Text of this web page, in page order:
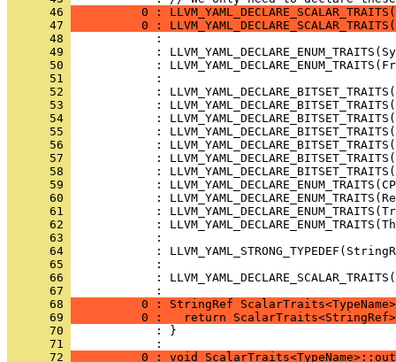
      46
0 :
      47
0 :
      48
      49
      50
      51
      52
      53
      54
      55
      56
      57
      58
      59
      60
      61
      62
      63
      64
      65
      66
:
      67
      68
0 : StringRef
      69
0 :   return
      70
            : }
      71
      72
0 : void